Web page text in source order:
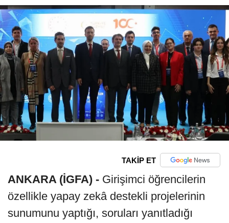
TAKİP ET
ANKARA (İGFA) - Girişimci öğrencilerin
özellikle yapay zekâ destekli projelerinin
sunumunu yaptığı, soruları yanıtladığı